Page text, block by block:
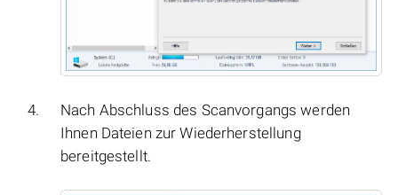
Nach Abschluss des Scanvorgangs werden
Ihnen Dateien zur Wiederherstellung
bereitgestellt.